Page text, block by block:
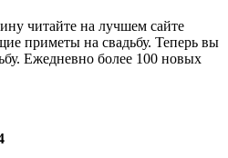
читайте на лучшем сайте
приметы на свадьбу. Теперь вы
Ежедневно более 100 новых